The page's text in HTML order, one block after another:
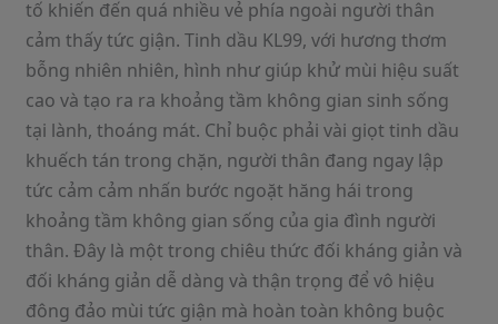
tố khiến đến quá nhiều vẻ phía ngoài người thân
cảm thấy tức giận. Tinh dầu KL99, với hương thơm
bỗng nhiên nhiên, hình như giúp khử mùi hiệu suất
cao và tạo ra ra khoảng tầm không gian sinh sống
tại lành, thoáng mát. Chỉ buộc phải vài giọt tinh dầu
khuếch tán trong chặn, người thân đang ngay lập
tức cảm cảm nhấn bước ngoặt hăng hái trong
khoảng tầm không gian sống của gia đình người
thân. Đây là một trong chiêu thức đối kháng giản và
đối kháng giản dễ dàng và thận trọng để vô hiệu
đông đảo mùi tức giận mà hoàn toàn không buộc